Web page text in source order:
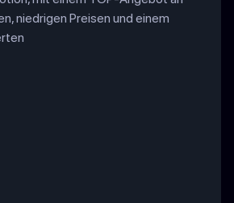
niedrigen Preisen und einem